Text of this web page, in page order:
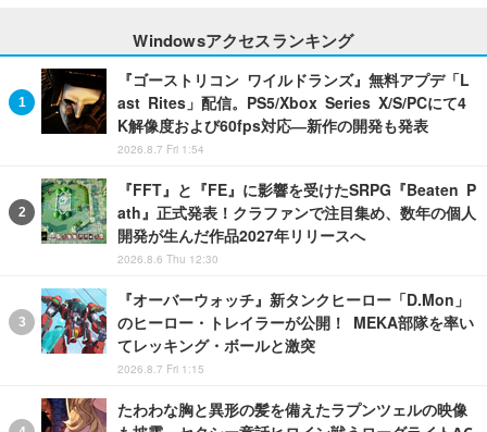
THQノルディック特集ページでゲムスパのオススメと
最新情報をチェックしよう
今最もホットな海外パブリッシャー THQ Nordicを徹底特集！
『ゴーストリコン ワイルドランズ』無料アプデ「L
ast Rites」配信。PS5/Xbox Series X/S/PCにて4
K解像度および60fps対応―新作の開発も発表
『FFT』と『FE』に影響を受けたSRPG『Beaten P
ath』正式発表！クラファンで注目集め、数年の個人
開発が生んだ作品2027年リリースへ
『オーバーウォッチ』新タンクヒーロー「D.Mon」
のヒーロー・トレイラーが公開！ MEKA部隊を率い